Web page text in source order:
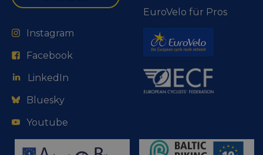
EuroVelo für Pros
Instagram
Facebook
LinkedIn
Bluesky
Youtube